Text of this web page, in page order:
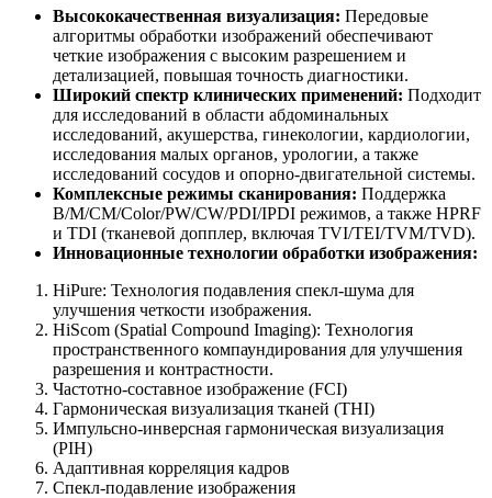
Высококачественная визуализация: Передовые
алгоритмы обработки изображений обеспечивают
четкие изображения с высоким разрешением и
детализацией, повышая точность диагностики.
Широкий спектр клинических применений: Подходит
для исследований в области абдоминальных
исследований, акушерства, гинекологии, кардиологии,
исследования малых органов, урологии, а также
исследований сосудов и опорно-двигательной системы.
Комплексные режимы сканирования: Поддержка
B/M/CM/Color/PW/CW/PDI/IPDI режимов, а также HPRF
и TDI (тканевой допплер, включая TVI/TEI/TVM/TVD).
Инновационные технологии обработки изображения:
HiPure: Технология подавления спекл-шума для
улучшения четкости изображения.
HiScom (Spatial Compound Imaging): Технология
пространственного компаундирования для улучшения
разрешения и контрастности.
Частотно-составное изображение (FCI)
Гармоническая визуализация тканей (THI)
Импульсно-инверсная гармоническая визуализация
(PIH)
Адаптивная корреляция кадров
Спекл-подавление изображения